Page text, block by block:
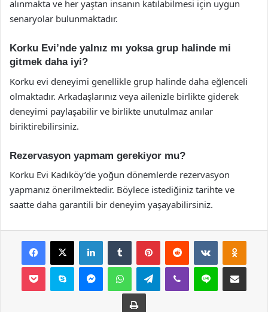
alınmakta ve her yaştan insanın katılabilmesi için uygun
senaryolar bulunmaktadır.
Korku Evi’nde yalnız mı yoksa grup halinde mi
gitmek daha iyi?
Korku evi deneyimi genellikle grup halinde daha eğlenceli
olmaktadır. Arkadaşlarınız veya ailenizle birlikte giderek
deneyimi paylaşabilir ve birlikte unutulmaz anılar
biriktirebilirsiniz.
Rezervasyon yapmam gerekiyor mu?
Korku Evi Kadıköy’de yoğun dönemlerde rezervasyon
yapmanız önerilmektedir. Böylece istediğiniz tarihte ve
saatte daha garantili bir deneyim yaşayabilirsiniz.
Facebook
X LinkedInTumblr PinterestReddit VKontakte
Pocket Skype MessengerWhatsAppTelegramViber Line E-Posta ile
Yazdır